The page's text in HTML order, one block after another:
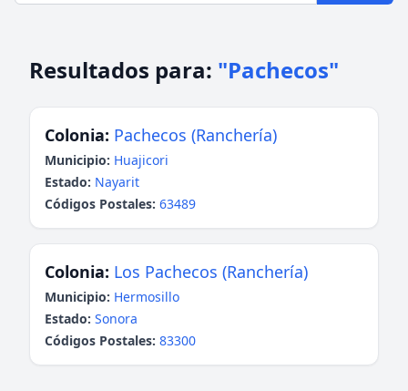
Resultados para: "Pachecos"
Colonia: Pachecos (Ranchería)
Municipio: Huajicori
Estado: Nayarit
Códigos Postales: 63489
Colonia: Los Pachecos (Ranchería)
Municipio: Hermosillo
Estado: Sonora
Códigos Postales: 83300